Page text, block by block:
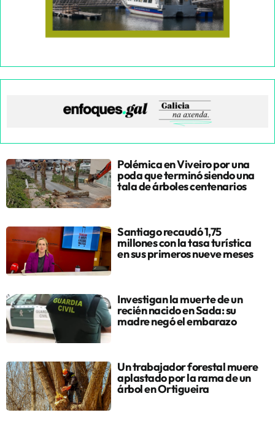
Polémica en Viveiro por una
poda que terminó siendo una
tala de árboles centenarios
Santiago recaudó 1,75
millones con la tasa turística
en sus primeros nueve meses
Investigan la muerte de un
recién nacido en Sada: su
madre negó el embarazo
Un trabajador forestal muere
aplastado por la rama de un
árbol en Ortigueira